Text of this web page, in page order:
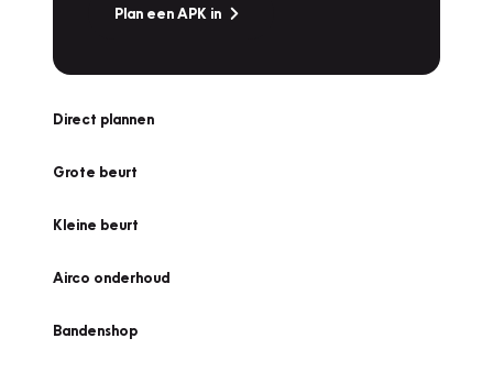
Plan een APK in
Direct plannen
Grote beurt
Kleine beurt
Airco onderhoud
Bandenshop